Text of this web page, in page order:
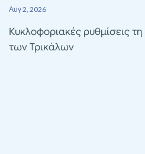
Αυγ 2, 2026
Κυκλοφοριακές ρυθμίσεις
των Τρικάλων